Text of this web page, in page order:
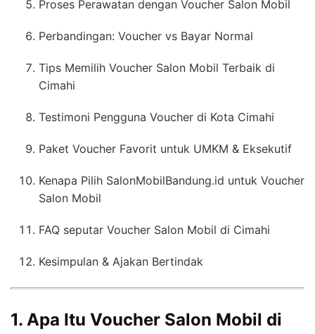
Proses Perawatan dengan Voucher Salon Mobil
Perbandingan: Voucher vs Bayar Normal
Tips Memilih Voucher Salon Mobil Terbaik di
Cimahi
Testimoni Pengguna Voucher di Kota Cimahi
Paket Voucher Favorit untuk UMKM & Eksekutif
Kenapa Pilih SalonMobilBandung.id untuk Voucher
Salon Mobil
FAQ seputar Voucher Salon Mobil di Cimahi
Kesimpulan & Ajakan Bertindak
1. Apa Itu Voucher Salon Mobil di